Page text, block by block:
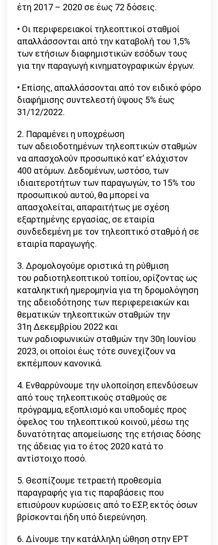
έτη 2017 – 2020 σε έως 72 δόσεις.
• Οι περιφερειακοί τηλεοπτικοί σταθμοί
απαλλάσσονται από την καταβολή του 1,5%
των ετήσιων διαφημιστικών εσόδων τους
για την παραγωγή κινηματογραφικών έργων.
• Επίσης, απαλλάσσονται από τον ειδικό φόρο
διαφήμισης συντελεστή ύψους 5% έως
31/12/2022.
2. Παραμένει η υποχρέωση
των αδειοδοτημένων τηλεοπτικών σταθμών
να απασχολούν προσωπικό κατ’ ελάχιστον
400 ατόμων. Δεδομένων, ωστόσο, των
ιδιαιτεροτήτων των παραγωγών, το 15% του
προσωπικού αυτού, θα μπορεί να
απασχολείται, απαραιτήτως με σχέση
εξαρτημένης εργασίας, σε εταιρία
συνδεδεμένη με τον τηλεοπτικό σταθμό ή σε
εταιρία παραγωγής.
3. Δρομολογούμε οριστικά τη ρύθμιση
του ραδιοτηλεοπτικού τοπίου, ορίζοντας ως
καταληκτική ημερομηνία για τη δρομολόγηση
της αδειοδότησης των περιφερειακών και
θεματικών τηλεοπτικών σταθμών την
31η Δεκεμβρίου 2022 και
των ραδιοφωνικών σταθμών την 30η Ιουνίου
2023, οι οποίοι έως τότε συνεχίζουν να
εκπέμπουν κανονικά.
4. Ενθαρρύνουμε την υλοποίηση επενδύσεων
από τους τηλεοπτικούς σταθμούς σε
πρόγραμμα, εξοπλισμό και υποδομές προς
όφελος του τηλεοπτικού κοινού, μέσω της
δυνατότητας απομείωσης της ετήσιας δόσης
της άδειας για το έτος 2020 κατά το
αντίστοιχο ποσό.
5. Θεσπίζουμε τετραετή προθεσμία
παραγραφής για τις παραβάσεις που
επισύρουν κυρώσεις από το ΕΣΡ, εκτός όσων
βρίσκονται ήδη υπό διερεύνηση.
6. Δίνουμε την κατάλληλη ώθηση στην ΕΡΤ